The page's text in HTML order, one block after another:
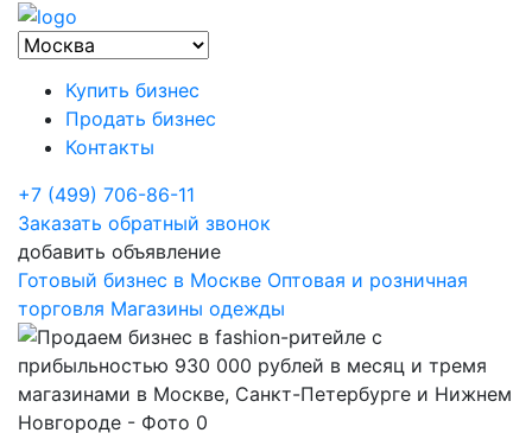
Купить бизнес
Продать бизнес
Контакты
+7 (499) 706-86-11
Заказать обратный звонок
добавить объявление
Готовый бизнес в Москве Оптовая и розничная
торговля Магазины одежды